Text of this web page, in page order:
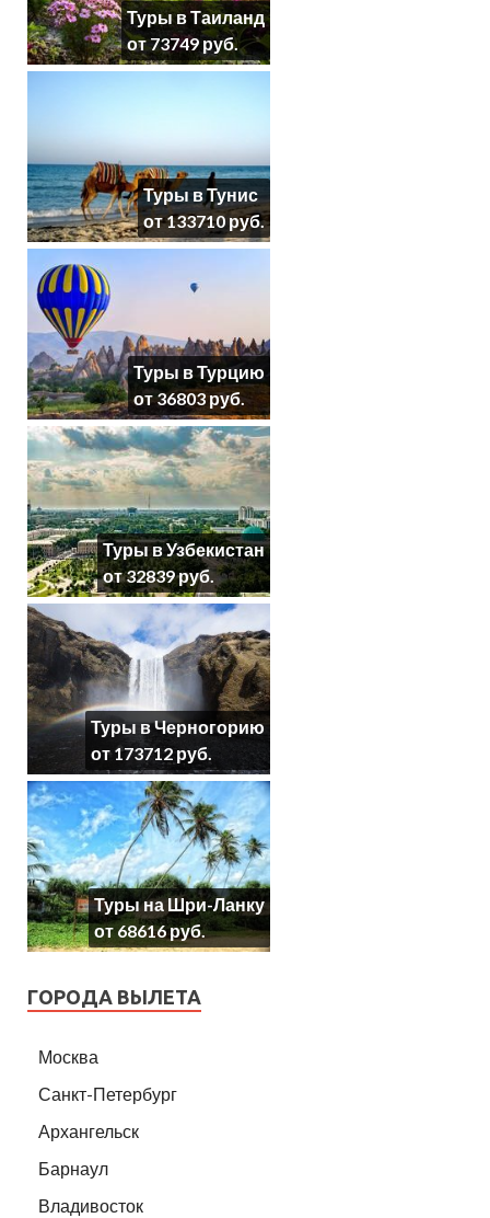
Туры в Таиланд
от 73749 руб.
Туры в Тунис
от 133710 руб.
Туры в Турцию
от 36803 руб.
Туры в Узбекистан
от 32839 руб.
Туры в Черногорию
от 173712 руб.
Туры на Шри-Ланку
от 68616 руб.
ГОРОДА ВЫЛЕТА
Москва
Санкт-Петербург
Архангельск
Барнаул
Владивосток